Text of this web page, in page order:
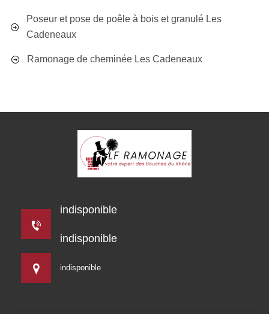
Poseur et pose de poêle à bois et granulé Les
Cadeneaux
Ramonage de cheminée Les Cadeneaux
indisponible
indisponible
indisponible